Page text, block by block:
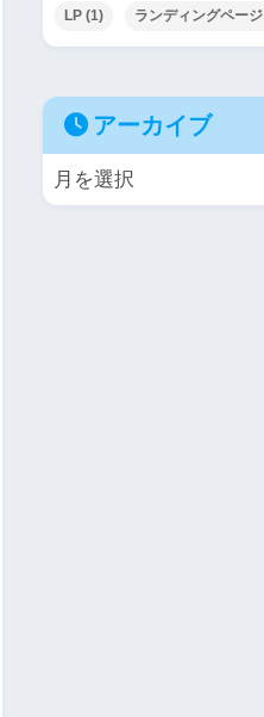
LP (1) ランディングページ
アーカイブ